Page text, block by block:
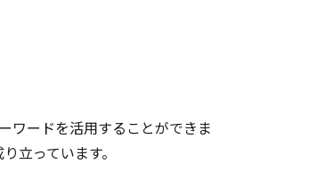
ワードを活用することができま
立っています。